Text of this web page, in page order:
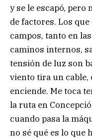
y se le escapó, pero
de factores. Los
campos, tanto en
caminos internos,
tensión de luz son
viento tira un cable,
enciende. Me toca
la ruta en
cuando pasa la
no sé qué es lo que